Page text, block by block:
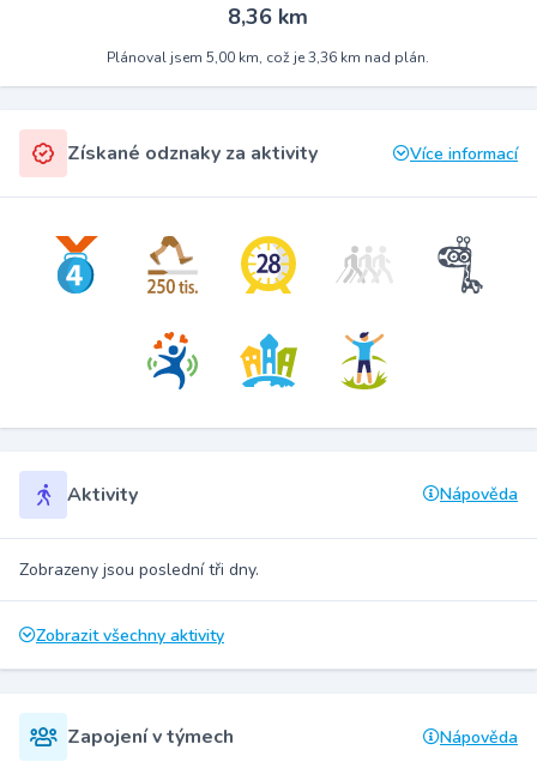
8,36 km
Plánoval jsem 5,00 km, což je 3,36 km nad plán.
Získané odznaky za aktivity Více informací
Aktivity Nápověda
Zobrazeny jsou poslední tři dny.
Zobrazit všechny aktivity
Zapojení v týmech Nápověda